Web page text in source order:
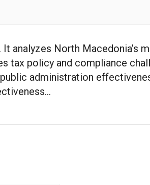
analyzes North Macedonia’s
tax policy and compliance
administration